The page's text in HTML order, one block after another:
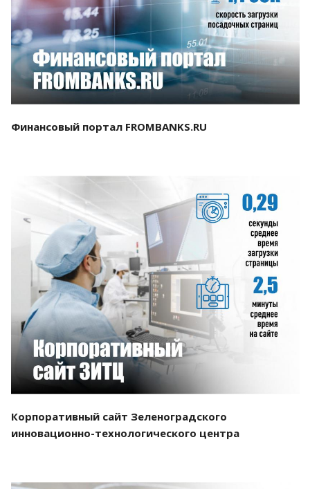
Смотреть проект
Финансовый портал FROMBANKS.RU
Смотреть проект
Корпоративный сайт Зеленоградского
инновационно-технологического центра